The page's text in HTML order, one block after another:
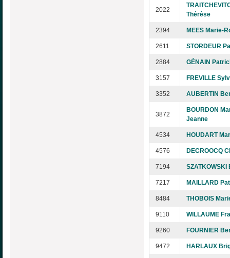
2022
Thérèse
2394 MEES Marie-
2611 STORDEUR
2884 GÉNAIN
3157 FREVILLE
3352 AUBERTIN
3872
BOURDON
Jeanne
4534 HOUDART
4576 DECROOCQ
7194 SZATKOWSKI
7217 MAILLARD
8484 THOBOIS
9110 WILLAUME
9260 FOURNIER
9472 HARLAUX